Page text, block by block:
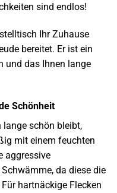
sind endlos!
Ihr Zuhause
bereitet. Er ist ein
und das Ihnen lange
Schönheit
schön bleibt,
mit einem feuchten
aggressive
da diese die
hartnäckige Flecken